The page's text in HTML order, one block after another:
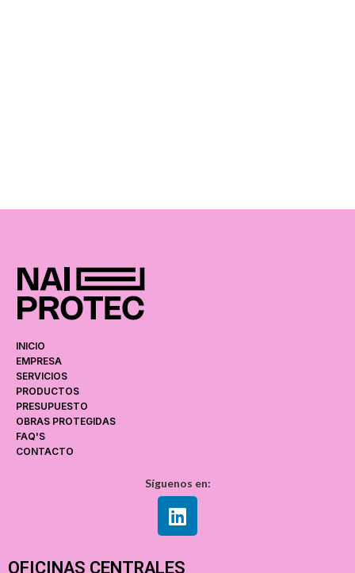
INICIO
EMPRESA
SERVICIOS
PRODUCTOS
PRESUPUESTO
OBRAS PROTEGIDAS
FAQ'S
CONTACTO
Síguenos en:
OFICINAS CENTRALES